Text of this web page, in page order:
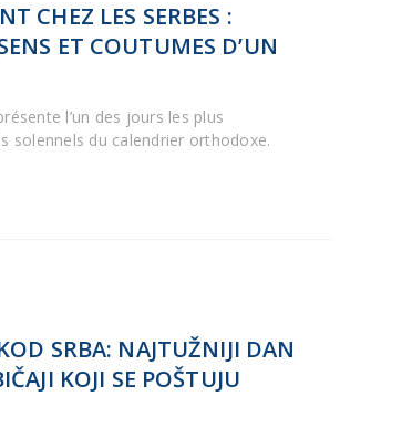
CHEZ LES SERBES :
ET COUTUMES D’UN
l’un des jours les plus
solennels du calendrier orthodoxe.
SRBA: NAJTUŽNIJI DAN
KOJI SE POŠTUJU